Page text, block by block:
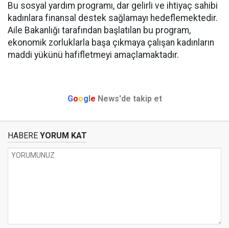
Bu sosyal yardım programı, dar gelirli ve ihtiyaç sahibi
kadınlara finansal destek sağlamayı hedeflemektedir.
Aile Bakanlığı tarafından başlatılan bu program,
ekonomik zorluklarla başa çıkmaya çalışan kadınların
maddi yükünü hafifletmeyi amaçlamaktadır.
Google News'de takip et
HABERE YORUM KAT